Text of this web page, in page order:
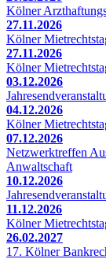
Kölner
27.11.2026
Kölner
27.11.2026
Kölner
03.12.2026
04.12.2026
Kölner
07.12.2026
Netzwerktreffen
Anwaltschaft
10.12.2026
11.12.2026
Kölner
26.02.2027
17. Kölner